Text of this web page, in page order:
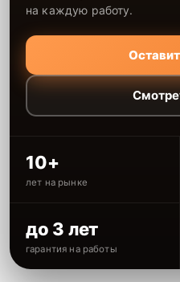
на каждую работу.
10+
лет на рынке
до 3 лет
гарантия на работы